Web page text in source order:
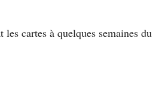
les cartes à quelques semaines du